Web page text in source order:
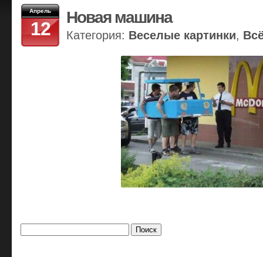
Апрель
12
Новая машина
Категория: Веселые картинки,